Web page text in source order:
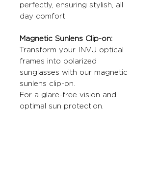
perfectly, ensuring stylish, all
day comfort.
Magnetic Sunlens Clip-on:
Transform your INVU optical
frames into polarized
sunglasses with our magnetic
sunlens clip-on.
For a glare-free vision and
optimal sun protection.